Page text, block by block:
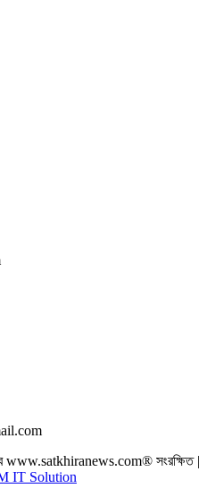
www.satkhiranews.com® সংরক্ষিত |
IT Solution